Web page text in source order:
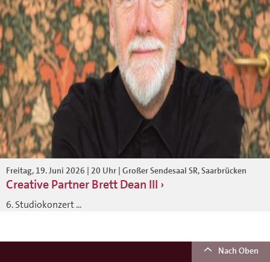
Freitag, 19. Juni 2026 | 20 Uhr | Großer Sendesaal SR, Saarbrücken
Creative Partner Brett Dean III
6. Studiokonzert ...
Nach Oben